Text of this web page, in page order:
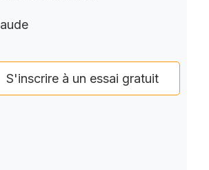
S'inscrire à un essai gratuit